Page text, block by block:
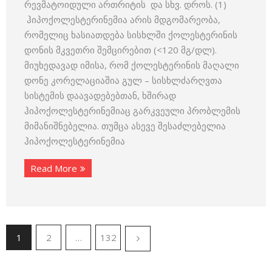
რევმატოიდული ართრიტის და სხვ. დროს. (1)
ჰიპოქოლესტერინემია არის მდგომარეობა,
რომელიც ხასიათდება სისხლში ქოლესტერინის
დონის მკვეთრი შემცირებით (<120 მგ/დლ).
მიუხედავად იმისა, რომ ქოლესტერინის მაღალი
დონე კორელაციაშია გულ – სისხლძარღვთა
სისტემის დაავადებებთან, ხშირად
ჰიპოქოლესტერინემიაც გარკვეული პრობლემის
მიმანიშნებელია. თუმცა ასევე შესაძლებელია
ჰიპოქოლესტერინემია
Read More
1 2 … 132